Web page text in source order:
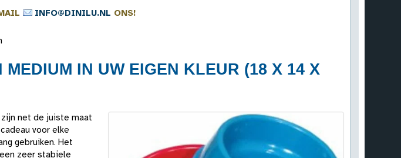
INFO@DINILU.NL ONS!
IN UW EIGEN KLEUR (18 X 14 X
net de juiste maat
voor elke
gebruiken. Het
zeer stabiele